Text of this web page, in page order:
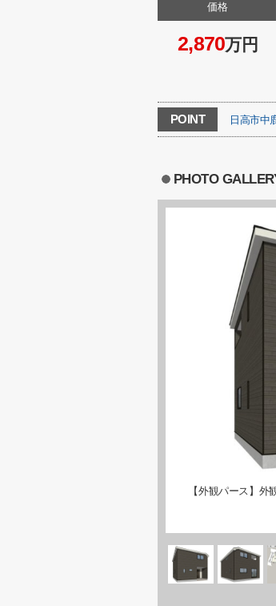
価格
2,870万円
POINT 日高市中
PHOTO
【外観パース】外